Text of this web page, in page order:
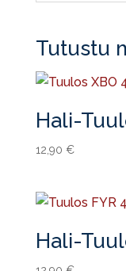
Tutustu
Hali-
12,90 €
Hali-